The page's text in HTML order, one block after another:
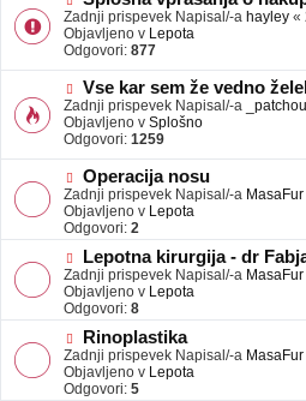
a
v
e
o
v
e
b
a
v
e
Zadnji prispevek Napisal/-a hayley «
Objavljeno v Lepota
Odgovori: 877
N
o
v
e
b
a
v
e
Vse kar sem že vedno
Zadnji prispevek Napisal/-a
Objavljeno v Splošno
Odgovori: 1259
N
o
v
e
o
j
a
v
e
Operacija nosu
Zadnji prispevek Napisal/-a MasaFur
Objavljeno v Lepota
Odgovori: 2
N
o
v
e
o
j
a
v
Lepotna kirurgija - dr
Zadnji prispevek Napisal/-a MasaFur
Objavljeno v Lepota
Odgovori: 8
N
o
v
e
Rinoplastika
Zadnji prispevek Napisal/-a MasaFur
Objavljeno v Lepota
Odgovori: 5